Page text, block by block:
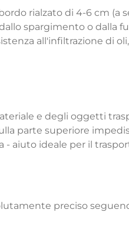
rialzato di 4-6 cm (a
spargimento o dalla
all'infiltrazione di
e degli oggetti
parte superiore
- aiuto ideale per il
preciso